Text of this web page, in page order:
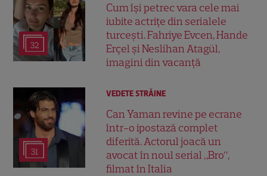
32
Cum își petrec vara cele mai
iubite actrițe din serialele
turcești. Fahriye Evcen, Hande
Erçel și Neslihan Atagül,
imagini din vacanță
31
VEDETE STRĂINE
Can Yaman revine pe ecrane
într-o ipostază complet
diferită. Actorul joacă un
avocat în noul serial „Bro”,
filmat în Italia